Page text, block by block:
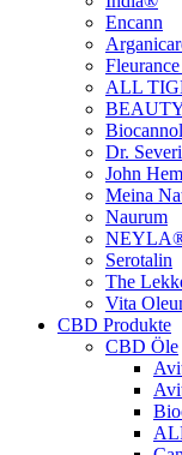
Encann
ALL
Dr.
John
Meina
Naurum
Serotalin
The
Vita
CBD Produkte
CBD Öle